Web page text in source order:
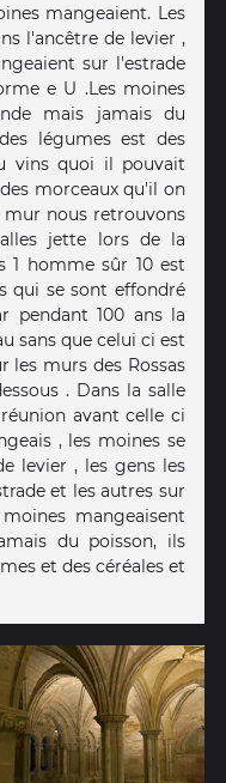
mangeaient. Les
l'ancêtre de levier ,
sur l'estrade
e U .Les moines
mais jamais du
légumes est des
vins quoi il pouvait
morceaux qu'il on
nous retrouvons
jette lors de la
1 homme sûr 10 est
qui se sont effondré
pendant 100 ans la
sans que celui ci est
les murs des Rossas
. Dans la salle
avant celle ci
, les moines se
levier , les gens les
et les autres sur
mangeaisent
du poisson, ils
et des céréales et